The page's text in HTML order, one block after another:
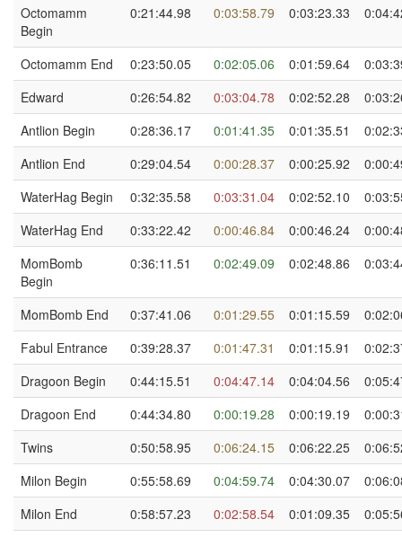
Octomamm
Begin
0:21:44.98 0:03:58.79 0:03:23.33
Octomamm End 0:23:50.05 0:02:05.06 0:01:59.64
Edward
0:26:54.82 0:03:04.78 0:02:52.28
Antlion Begin
0:28:36.17 0:01:41.35 0:01:35.51
Antlion End
0:29:04.54 0:00:28.37 0:00:25.92
WaterHag Begin
0:32:35.58 0:03:31.04 0:02:52.10
WaterHag End
0:33:22.42 0:00:46.84 0:00:46.24
MomBomb
Begin
0:36:11.51 0:02:49.09 0:02:48.86
MomBomb End 0:37:41.06 0:01:29.55 0:01:15.59
Fabul Entrance
0:39:28.37 0:01:47.31 0:01:15.91
Dragoon Begin
0:44:15.51 0:04:47.14 0:04:04.56
Dragoon End
0:44:34.80 0:00:19.28 0:00:19.19
Twins
0:50:58.95 0:06:24.15 0:06:22.25
Milon Begin
0:55:58.69 0:04:59.74 0:04:30.07
Milon End
0:58:57.23 0:02:58.54 0:01:09.35